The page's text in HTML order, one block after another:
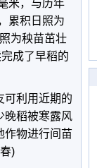
米，与历年
累积日照为
为秧苗茁壮
成了早稻的
可利用近期的
晚稻被寒露风
作物进行间苗
)